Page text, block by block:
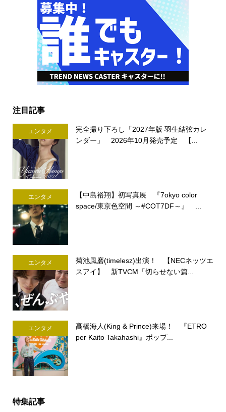
注目記事
エンタメ
完全撮り下ろし「2027年版 羽生結弦カレ
ンダー」 2026年10月発売予定 【...
エンタメ
【中島裕翔】初写真展 『7okyo color
space/東京色空間 ～#COT7DF～』 ...
エンタメ
菊池風磨(timelesz)出演！ 【NECネッツエ
スアイ】 新TVCM「切らせない篇...
エンタメ
髙橋海人(King & Prince)来場！ 『ETRO
per Kaito Takahashi』ポップ...
特集記事